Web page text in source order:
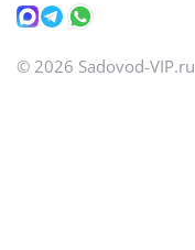
© 2026 Sadovod-VIP.ru